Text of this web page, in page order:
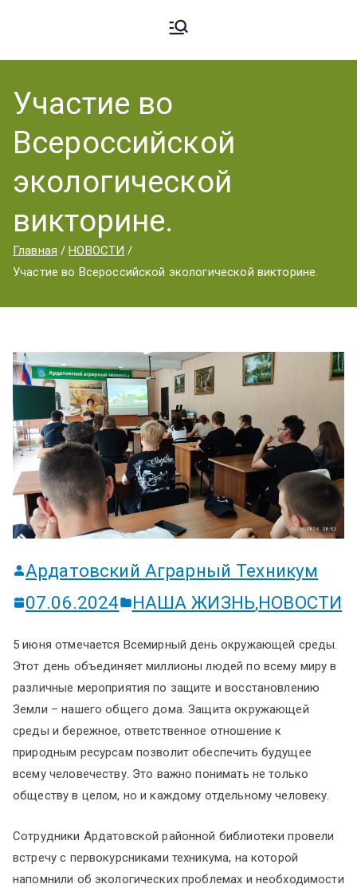
Ардато
вский
Аграрн
Техник
ум
техникум».
Участие во
Всероссийской
экологической
викторине.
Главная
НОВОСТИ
Участие во Всероссийской экологической викторине.
Ардатовский Аграрный Техникум
07.06.2024
НАША ЖИЗНЬ,НОВОСТИ
5 июня отмечается Всемирный день окружающей среды.
Этот день объединяет миллионы людей по всему миру в
различные мероприятия по защите и восстановлению
Земли – нашего общего дома. Защита окружающей
среды и бережное, ответственное отношение к
природным ресурсам позволит обеспечить будущее
всему человечеству. Это важно понимать не только
обществу в целом, но и каждому отдельному человеку.
Сотрудники Ардатовской районной библиотеки провели
встречу с первокурсниками техникума, на которой
напомнили об экологических проблемах и необходимости